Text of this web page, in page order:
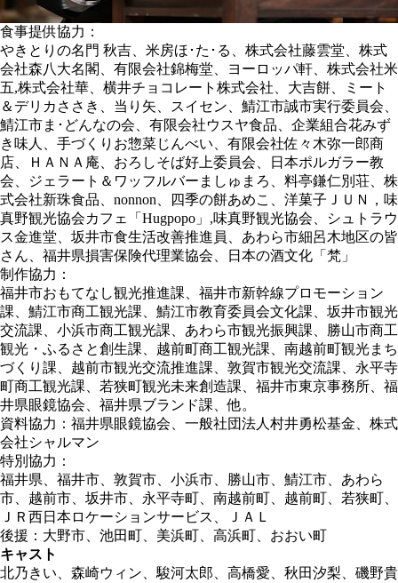
食事提供協力：
やきとりの名門 秋吉、米房ほ･た･る、株式会社藤雲堂、株式
会社森八大名閣、有限会社錦梅堂、ヨーロッパ軒、株式会社米
五,株式会社華、横井チョコレート株式会社、大吉餅、ミート
＆デリカささき、当り矢、スイセン、鯖江市誠市実行委員会、
鯖江市ま･どんなの会、有限会社ウスヤ食品、企業組合花みず
き味人、手づくりお惣菜じんべい、有限会社佐々木弥一郎商
店、ＨＡＮＡ庵、おろしそば好上委員会、日本ポルガラー教
会、ジェラート＆ワッフルバーましゅまろ、料亭鎌仁別荘、株
式会社新珠食品、nonnon、四季の餅あめこ、洋菓子ＪＵＮ，味
真野観光協会カフェ「Hugpopo」,味真野観光協会、シュトラウ
ス金進堂、坂井市食生活改善推進員、あわら市細呂木地区の皆
さん、福井県損害保険代理業協会、日本の酒文化「梵」
制作協力：
福井市おもてなし観光推進課、福井市新幹線プロモーション
課、鯖江市商工観光課、鯖江市教育委員会文化課、坂井市観光
交流課、小浜市商工観光課、あわら市観光振興課、勝山市商工
観光・ふるさと創生課、越前町商工観光課、南越前町観光まち
づくり課、越前市観光交流推進課、敦賀市観光交流課、永平寺
町商工観光課、若狭町観光未来創造課、福井市東京事務所、福
井県眼鏡協会、福井県ブランド課、他。
資料協力：福井県眼鏡協会、一般社団法人村井勇松基金、株式
会社シャルマン
特別協力：
福井県、福井市、敦賀市、小浜市、勝山市、鯖江市、あわら
市、越前市、坂井市、永平寺町、南越前町、越前町、若狭町、
ＪＲ西日本ロケーションサービス、ＪＡＬ
後援：大野市、池田町、美浜町、高浜町、おおい町
キャスト
北乃きい、森崎ウィン、駿河太郎、高橋愛、秋田汐梨、磯野貴